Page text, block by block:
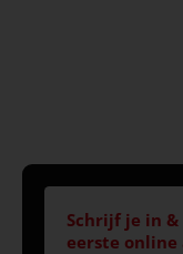
Schrijf je in
eerste online